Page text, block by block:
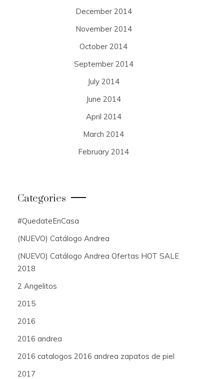
December 2014
November 2014
October 2014
September 2014
July 2014
June 2014
April 2014
March 2014
February 2014
Categories
#QuedateEnCasa
(NUEVO) Catálogo Andrea
(NUEVO) Catálogo Andrea Ofertas HOT SALE
2018
2 Angelitos
2015
2016
2016 andrea
2016 catalogos 2016 andrea zapatos de piel
2017